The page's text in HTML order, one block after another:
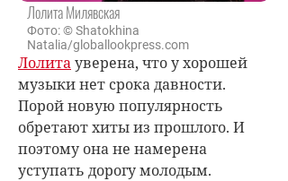
Лолита Милявская
Фото: © Shatokhina
Natalia/globallookpress.com
Лолитауверена, что у хорошей
музыки нет срока давности.
Порой новую популярность
обретают хиты из прошлого. И
поэтому она не намерена
уступать дорогу молодым.